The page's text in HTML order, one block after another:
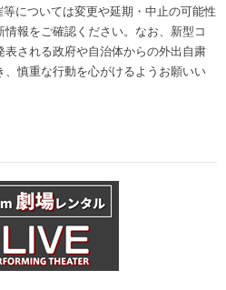
については変更や延期・中止の可能性
報をご確認ください。なお、新型コ
される政府や自治体からの外出自粛
慎重な行動を心がけるようお願いい